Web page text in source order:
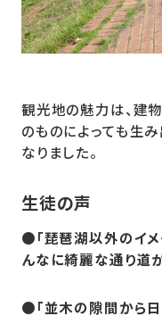
観光地の魅力は、建
のものによっても生
なりました。
生徒の声
●「琵琶湖以外のイ
んなに綺麗な通り道
●「並木の隙間から